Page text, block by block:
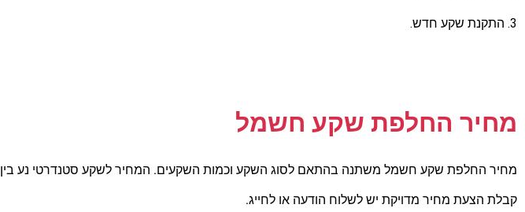
3. התקנת שקע חדש.
מחיר החלפת שקע חשמל
מחיר החלפת שקע חשמל משתנה בהתאם לסוג השקע וכמות השקעים. המחיר לשקע סטנדרטי נע בין 200 ל-250 ש"ח
קבלת הצעת מחיר מדויקת יש לשלוח הודעה או לחייג.